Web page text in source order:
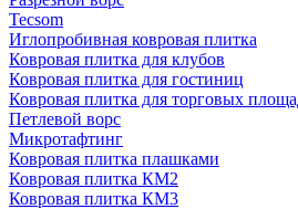
Tecsom
Иглопробивная ковровая плитка
Ковровая плитка для клубов
Ковровая плитка для гостиниц
Ковровая плитка для торговых
Петлевой ворс
Микротафтинг
Ковровая плитка плашками
Ковровая плитка КМ2
Ковровая плитка КМ3